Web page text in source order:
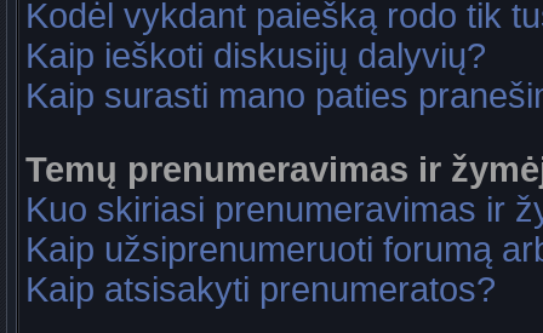
Kodėl vykdant paiešką rodo tik
Kaip ieškoti diskusijų dalyvių?
Kaip surasti mano paties
Temų prenumeravimas ir
Kuo skiriasi prenumeravimas ir
Kaip užsiprenumeruoti forumą
Kaip atsisakyti prenumeratos?